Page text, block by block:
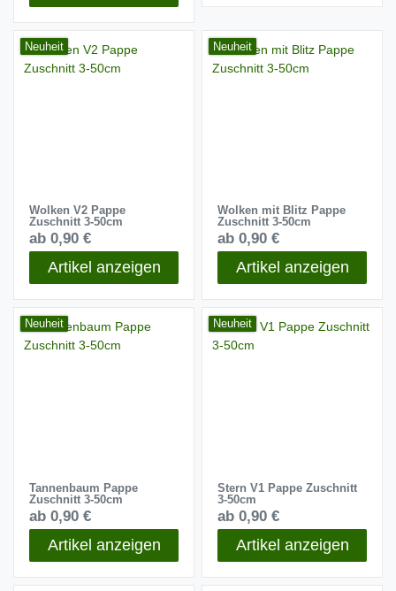
Neuheit
Wolken V2 Pappe
Zuschnitt 3-50cm
ab 0,90 €
Artikel anzeigen
Neuheit
Wolken mit Blitz Pappe
Zuschnitt 3-50cm
ab 0,90 €
Artikel anzeigen
Neuheit
Tannenbaum Pappe
Zuschnitt 3-50cm
ab 0,90 €
Artikel anzeigen
Neuheit
Stern V1 Pappe Zuschnitt
3-50cm
ab 0,90 €
Artikel anzeigen